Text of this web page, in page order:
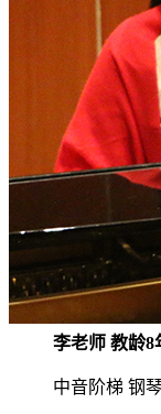
李老师 教龄8
中音阶梯 钢